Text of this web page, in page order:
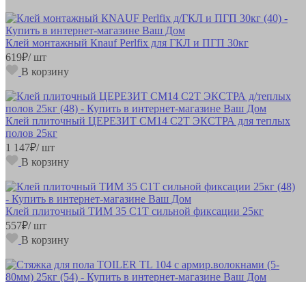
Клей монтажный Кnauf Perlfix для ГКЛ и ПГП 30кг
619₽/ шт
В корзину
Клей плиточный ЦЕРЕЗИТ СМ14 C2T ЭКСТРА для теплых
полов 25кг
1 147₽/ шт
В корзину
Клей плиточный ТИМ 35 С1Т сильной фиксации 25кг
557₽/ шт
В корзину